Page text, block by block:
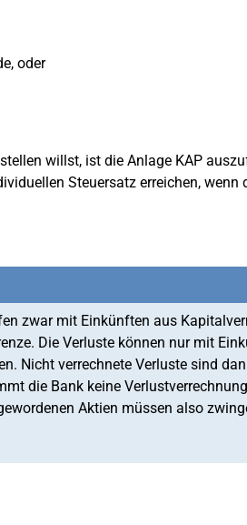
oder
willst, ist die Anlage KAP
Steuersatz erreichen, wenn
zwar mit Einkünften aus
Die Verluste können nur mit
Nicht verrechnete Verluste sind
die Bank keine
Aktien müssen also